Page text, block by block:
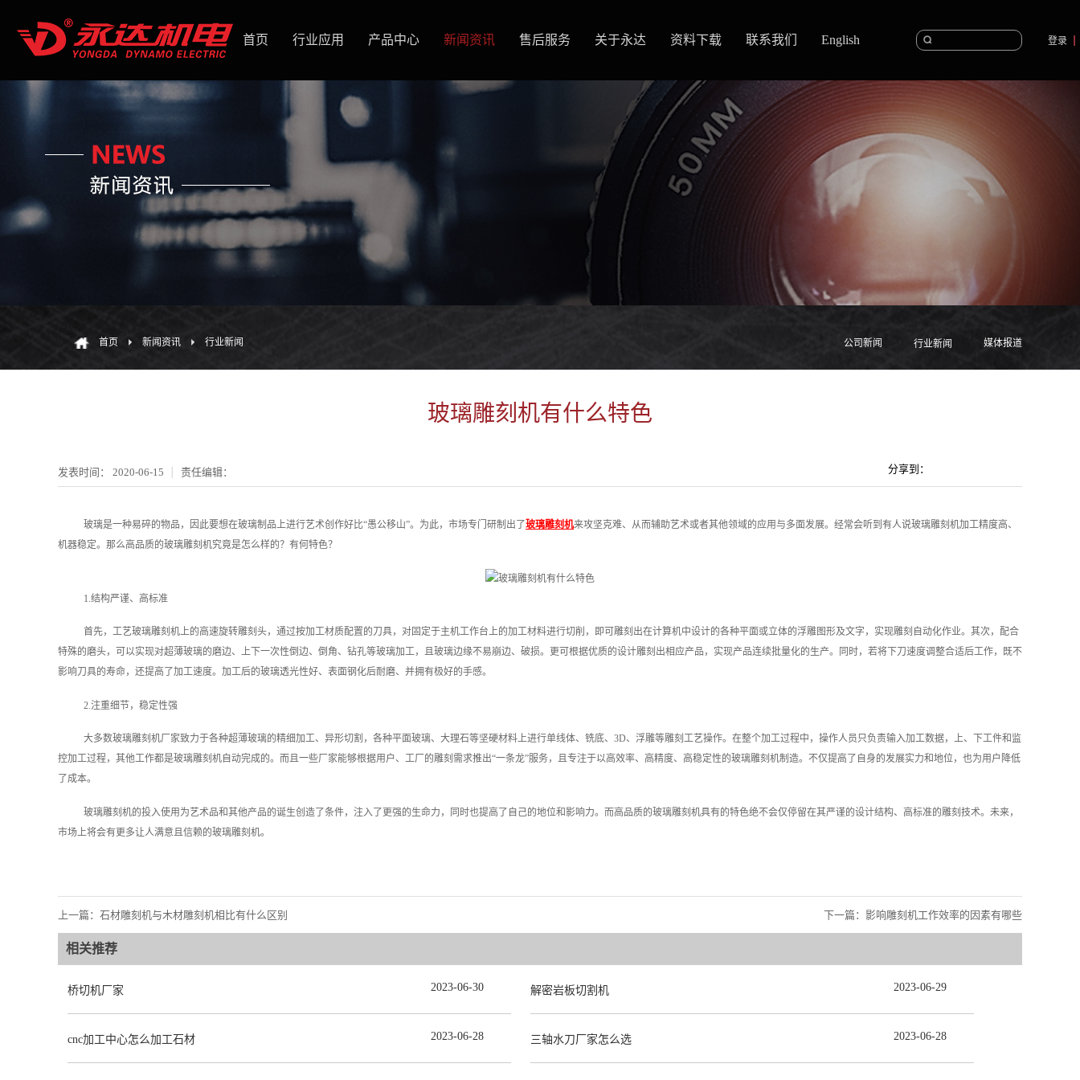
登录
首页 行业应用 产品中心 新闻资讯 售后服务 关于永达 资料下载 联系我们 English
首页 新闻资讯 行业新闻 公司新闻 行业新闻 媒体报道
玻璃雕刻机有什么特色
发表时间： 2020-06-15 责任编辑： 分享到：
玻璃是一种易碎的物品，因此要想在玻璃制品上进行艺术创作好比“愚公移山”。为此，市场专门研制出了玻璃雕刻机来攻坚克难、从而辅助艺术或者其他领域的应用与多面发展。经常会听到有人说玻璃雕刻机加工精度高、
机器稳定。那么高品质的玻璃雕刻机究竟是怎么样的？有何特色？
1.结构严谨、高标准
首先，工艺玻璃雕刻机上的高速旋转雕刻头，通过按加工材质配置的刀具，对固定于主机工作台上的加工材料进行切削，即可雕刻出在计算机中设计的各种平面或立体的浮雕图形及文字，实现雕刻自动化作业。其次，配合
特殊的磨头，可以实现对超薄玻璃的磨边、上下一次性倒边、倒角、钻孔等玻璃加工，且玻璃边缘不易崩边、破损。更可根据优质的设计雕刻出相应产品，实现产品连续批量化的生产。同时，若将下刀速度调整合适后工作，既不
影响刀具的寿命，还提高了加工速度。加工后的玻璃透光性好、表面钢化后耐磨、并拥有极好的手感。
2.注重细节，稳定性强
大多数玻璃雕刻机厂家致力于各种超薄玻璃的精细加工、异形切割，各种平面玻璃、大理石等坚硬材料上进行单线体、铣底、3D、浮雕等雕刻工艺操作。在整个加工过程中，操作人员只负责输入加工数据，上、下工件和监
控加工过程，其他工作都是玻璃雕刻机自动完成的。而且一些厂家能够根据用户、工厂的雕刻需求推出“一条龙”服务，且专注于以高效率、高精度、高稳定性的玻璃雕刻机制造。不仅提高了自身的发展实力和地位，也为用户降低
了成本。
玻璃雕刻机的投入使用为艺术品和其他产品的诞生创造了条件，注入了更强的生命力，同时也提高了自己的地位和影响力。而高品质的玻璃雕刻机具有的特色绝不会仅停留在其严谨的设计结构、高标准的雕刻技术。未来，
市场上将会有更多让人满意且信赖的玻璃雕刻机。
上一篇： 石材雕刻机与木材雕刻机相比有什么区别 下一篇： 影响雕刻机工作效率的因素有哪些
相关推荐
桥切机厂家 2023-06-30 解密岩板切割机 2023-06-29
cnc加工中心怎么加工石材 2023-06-28 三轴水刀厂家怎么选 2023-06-28